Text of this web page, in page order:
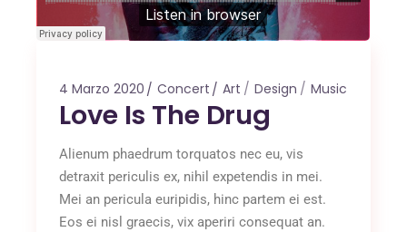
4 Marzo 2020 Concert Art Design Music
Love Is The Drug
Alienum phaedrum torquatos nec eu, vis
detraxit periculis ex, nihil expetendis in mei.
Mei an pericula euripidis, hinc partem ei est.
Eos ei nisl graecis, vix aperiri consequat an.